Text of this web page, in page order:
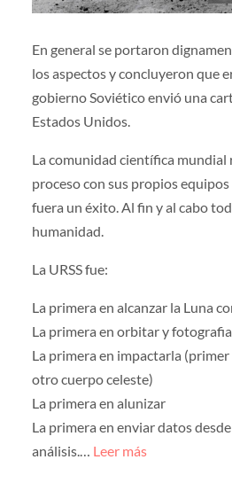
En general se portaron
los aspectos y concluyeron que
gobierno Soviético envió una
Estados Unidos.
La comunidad científica mundial
proceso con sus propios
fuera un éxito. Al fin y al cabo
humanidad.
La URSS fue:
La primera en alcanzar la Luna
La primera en orbitar y
La primera en impactarla
otro cuerpo celeste)
La primera en alunizar
La primera en enviar datos
análisis.… Leer más